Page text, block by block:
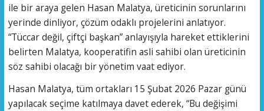
ile bir araya gelen Hasan Malatya, üreticinin sorunlarını
yerinde dinliyor, çözüm odaklı projelerini anlatıyor.
“Tüccar değil, çiftçi başkan” anlayışıyla hareket ettiklerini
belirten Malatya, kooperatifin asli sahibi olan üreticinin
söz sahibi olacağı bir yönetim vaat ediyor.
Hasan Malatya, tüm ortakları 15 Şubat 2026 Pazar günü
yapılacak seçime katılmaya davet ederek, “Bu değişimi